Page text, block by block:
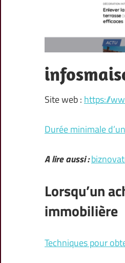
Site web : https://
Durée minimale
A lire aussi :
Lorsqu’un
immobilière
Techniques pour